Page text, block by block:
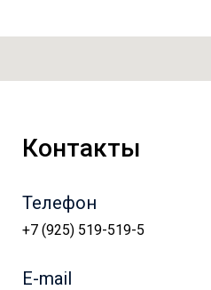
Контакты
Телефон
+7 (925) 519-519-5
E-mail